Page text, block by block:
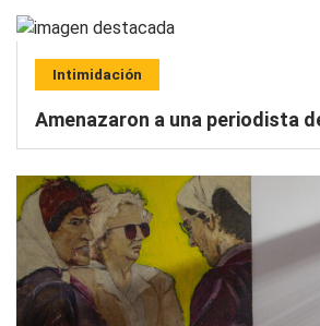
Intimidación
Amenazaron a una periodista